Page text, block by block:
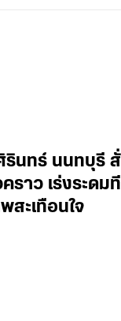
รินทร์ นนทบุรี
าว เร่งระดม
ะเทือนใจ